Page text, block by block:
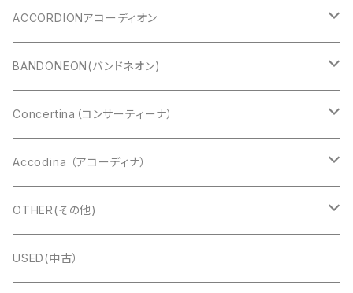
ACCORDIONアコーディオン
CAVAGNOLO(キャバニョロ)
Cooperfisa(コーペルフィサ)
Exelsior(エキセルシァー)
Bugari(ブガリ)
Titano(タイタノ)
BANDONEON(バンドネオン)
CROMATIC(クロマチック)
DIATONIC（ダイアトニック）
Alfred Arnold（AA:ドブレアー）
Ernst Luis Arnold(ELA:エラ)
Concertina（コンサーティーナ）
アングロコンサーティーナ
イングリッシュコンサーティーナ
Charles Wheatstone
Accodina （アコーディナ）
Marcel Druex
OTHER(その他)
楽器ケース
USED(中古）